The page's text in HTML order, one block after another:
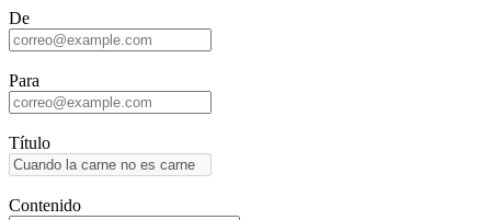
De
Para
Título
Contenido